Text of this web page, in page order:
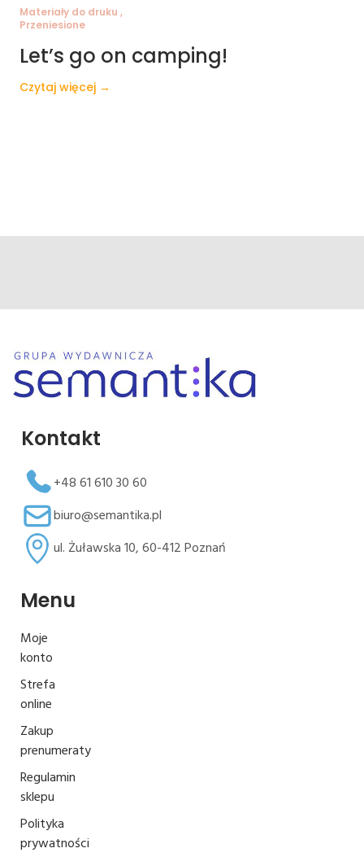
Materiały do druku ,
Przeniesione
Let’s go on camping!
Czytaj więcej →
Kontakt
+48 61 610 30 60
biuro@semantika.pl
ul. Żuławska 10, 60-412 Poznań
Menu
Moje
konto
Strefa
online
Zakup
prenumeraty
Regulamin
sklepu
Polityka
prywatności